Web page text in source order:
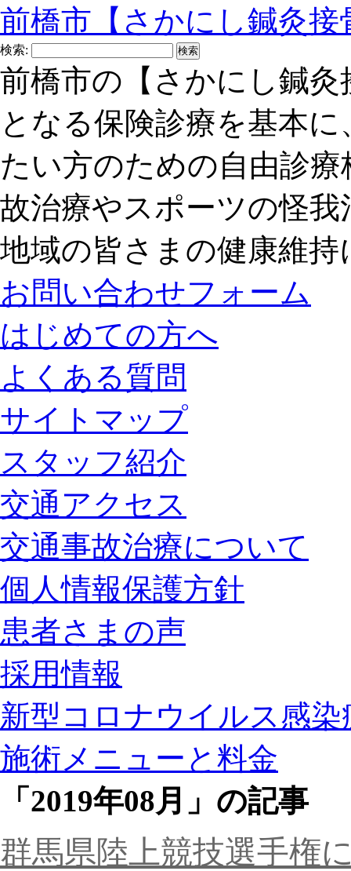
前橋市【さかにし鍼灸接
検索:
前橋市の【さかにし鍼
となる保険診療を基本
たい方のための自由診
故治療やスポーツの怪
地域の皆さまの健康維
お問い合わせフォーム
はじめての方へ
よくある質問
サイトマップ
スタッフ紹介
交通アクセス
交通事故治療について
個人情報保護方針
患者さまの声
採用情報
新型コロナウイルス感
施術メニューと料金
「2019年08月」の記事
群馬県陸上競技選手権